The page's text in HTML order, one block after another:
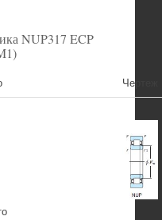
NUP317 ECP
Чертеж